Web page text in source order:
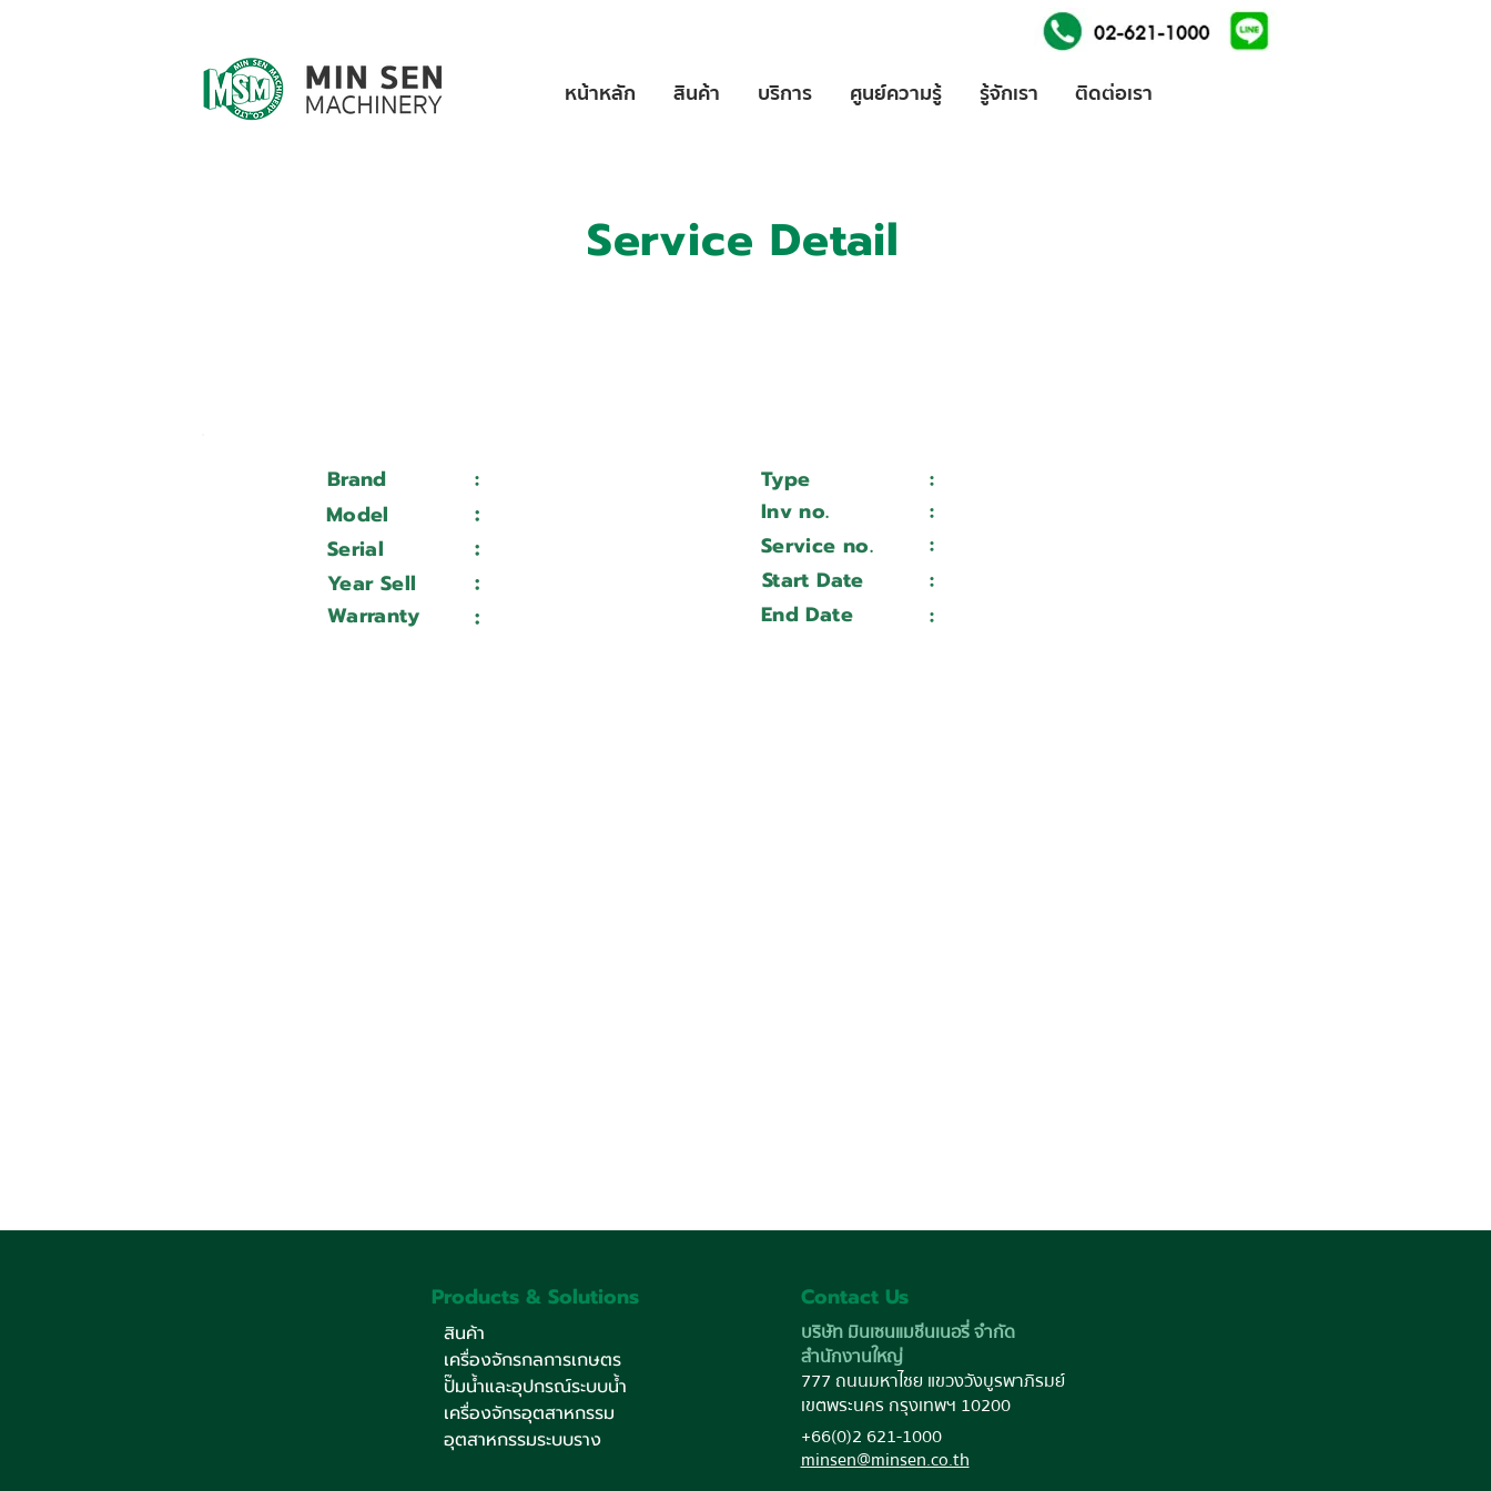
หน้าหลัก สินค้า บริการ ศูนย์ความรู้ รู้จักเรา ติดต่อเรา
Service Detail
Brand : Type :
Model
: Inv no. :
Serial
: Service no. :
Year Sell
: Start Date :
Warranty
: End Date :
Products & Solutions
สินค้า
เครื่องจักรกลการเกษตร
ปั๊มน้ำและอุปกรณ์ระบบน้ำ
เครื่องจักรอุตสาหกรรม
อุตสาหกรรมระบบราง
Contact Us
บริษัท มินเซนแมชีนเนอรี่ จำกัด
สำนักงานใหญ่
777 ถนนมหาไชย แขวงวังบูรพาภิรมย์
เขตพระนคร กรุงเทพฯ 10200
+66(0)2 621-1000
minsen@minsen.co.th